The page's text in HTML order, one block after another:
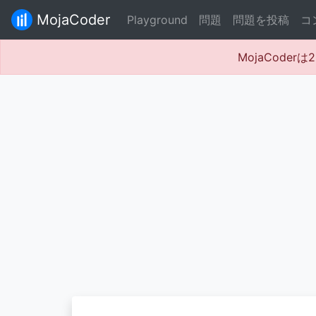
MojaCoder Playground 問題 問題を投稿 コ
MojaCoderは